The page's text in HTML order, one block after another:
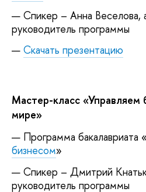
Спикер – Анна Веселова,
руководитель программы
Скачать презентацию
Мастер-класс «Управляем
мире»
Программа бакалавриата «
бизнесом»
Спикер – Дмитрий
руководитель программы